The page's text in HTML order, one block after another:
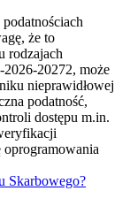
że to
rodzajach
20272, może
nieprawidłowej
podatność,
dostępu m.in.
Skarbowego?